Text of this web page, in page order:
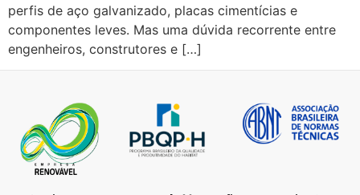
perfis de aço galvanizado, placas cimentícias e
componentes leves. Mas uma dúvida recorrente entre
engenheiros, construtores e […]